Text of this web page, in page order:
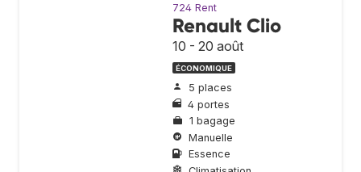
724 Rent
Renault Clio
10 - 20 août
ÉCONOMIQUE
5 places
4 portes
1 bagage
Manuelle
Essence